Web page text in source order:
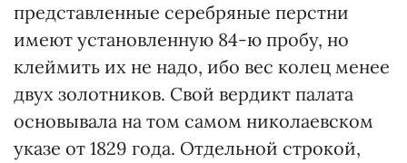
представленные серебряные перстни
имеют установленную 84-ю пробу, но
клеймить их не надо, ибо вес колец менее
двух золотников. Свой вердикт палата
основывала на том самом николаевском
указе от 1829 года. Отдельной строкой,